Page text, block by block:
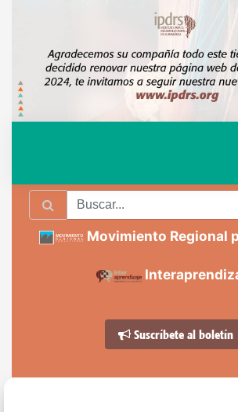
Movimiento Regional
Suscríbete al boletín